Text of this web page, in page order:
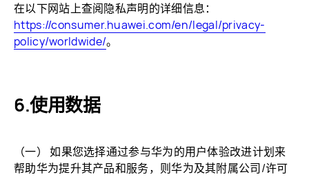
在以下网站上查阅隐私声明的详细信息：
https://consumer.huawei.com/en/legal/privacy-
policy/worldwide/。
使用数据
（一） 如果您选择通过参与华为的用户体验改进计划来
帮助华为提升其产品和服务，则华为及其附属公司/许可